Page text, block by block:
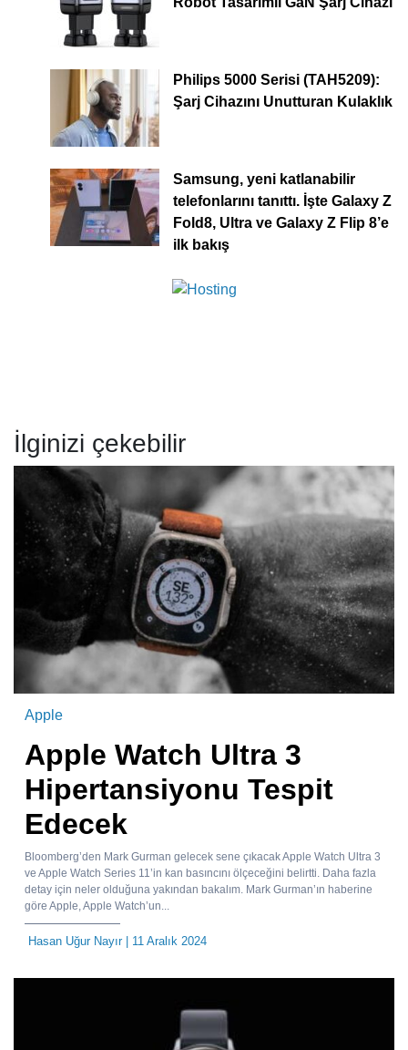
Philips 5000 Serisi (TAH5209):
Şarj Cihazını Unutturan Kulaklık
Samsung, yeni katlanabilir
telefonlarını tanıttı. İşte Galaxy Z
Fold8, Ultra ve Galaxy Z Flip 8’e
ilk bakış
İlginizi çekebilir
Apple
Apple Watch Ultra 3
Hipertansiyonu Tespit
Edecek
Bloomberg’den Mark Gurman gelecek sene çıkacak Apple Watch Ultra 3
ve Apple Watch Series 11’in kan basıncını ölçeceğini belirtti. Daha fazla
detay için neler olduğuna yakından bakalım. Mark Gurman’ın haberine
göre Apple, Apple Watch’un...
Hasan Uğur Nayır| 11 Aralık 2024